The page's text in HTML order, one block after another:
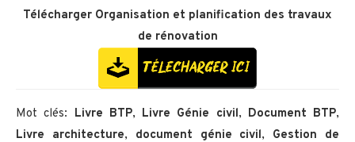
Télécharger Organisation et planification des travaux
de rénovation
Mot clés: Livre BTP, Livre Génie civil, Document BTP,
Livre architecture, document génie civil, Gestion de